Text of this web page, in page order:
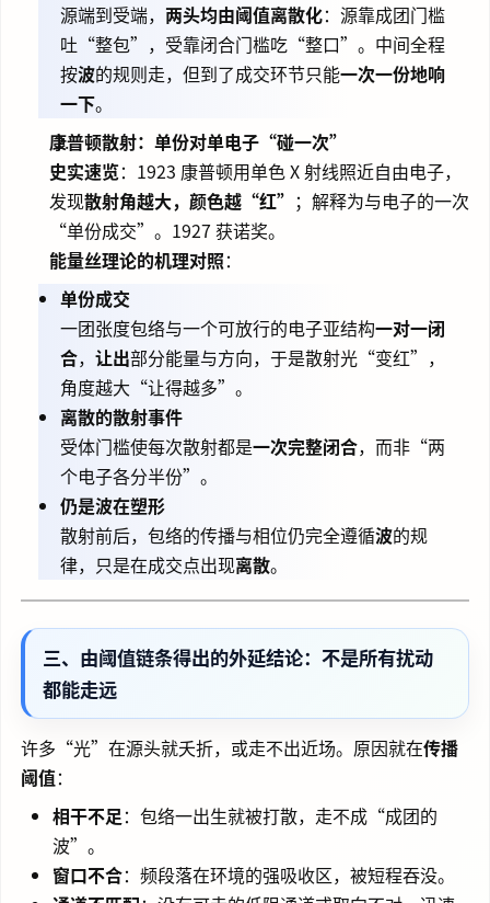
源端到受端， 两头均由阈值离散化：源靠成团门槛
吐“整包”，受靠闭合门槛吃“整口”。中间全程
按波的规则走，但到了成交环节只能一次一份地响
一下。
康普顿散射：单份对单电子“碰一次”
史实速览：1923 康普顿用单色 X 射线照近自由电子，
发现散射角越大，颜色越“红” ；解释为与电子的一次
“单份成交”。1927 获诺奖。
能量丝理论的机理对照：
单份成交
一团张度包络与一个可放行的电子亚结构一对一闭
合， 让出部分能量与方向，于是散射光“变红”，
角度越大“让得越多”。
离散的散射事件
受体门槛使每次散射都是一次完整闭合，而非“两
个电子各分半份”。
仍是波在塑形
散射前后，包络的传播与相位仍完全遵循波的规
律，只是在成交点出现离散。
三、由阈值链条得出的外延结论：不是所有扰动
都能走远
许多“光”在源头就夭折，或走不出近场。原因就在传播
阈值：
相干不足：包络一出生就被打散，走不成“成团的
波”。
窗口不合：频段落在环境的强吸收区，被短程吞没。